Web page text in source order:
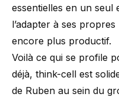
essentielles en un seul
l’adapter à ses
encore plus productif.
Voilà ce qui se profile
déjà, think-cell est
de Ruben au sein du